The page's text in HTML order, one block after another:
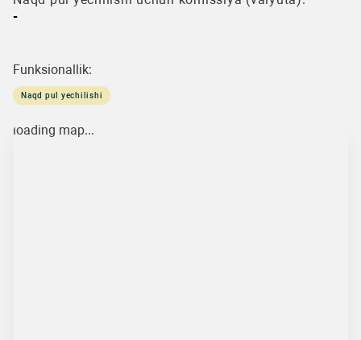
-
Funksionallik:
Naqd pul yechilishi
loading map...